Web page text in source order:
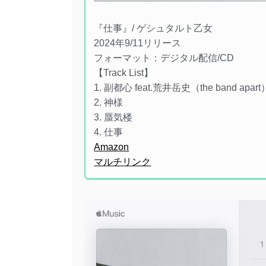
『仕事』/ ゲシュタルト乙女
2024年9/11リリース
フォーマット：デジタル配信/CD
【Track List】
1. 副都心 feat.荒井岳史（the band apart
2. 神様
3. 蜃気楼
4. 仕事
Amazon
マルチリンク